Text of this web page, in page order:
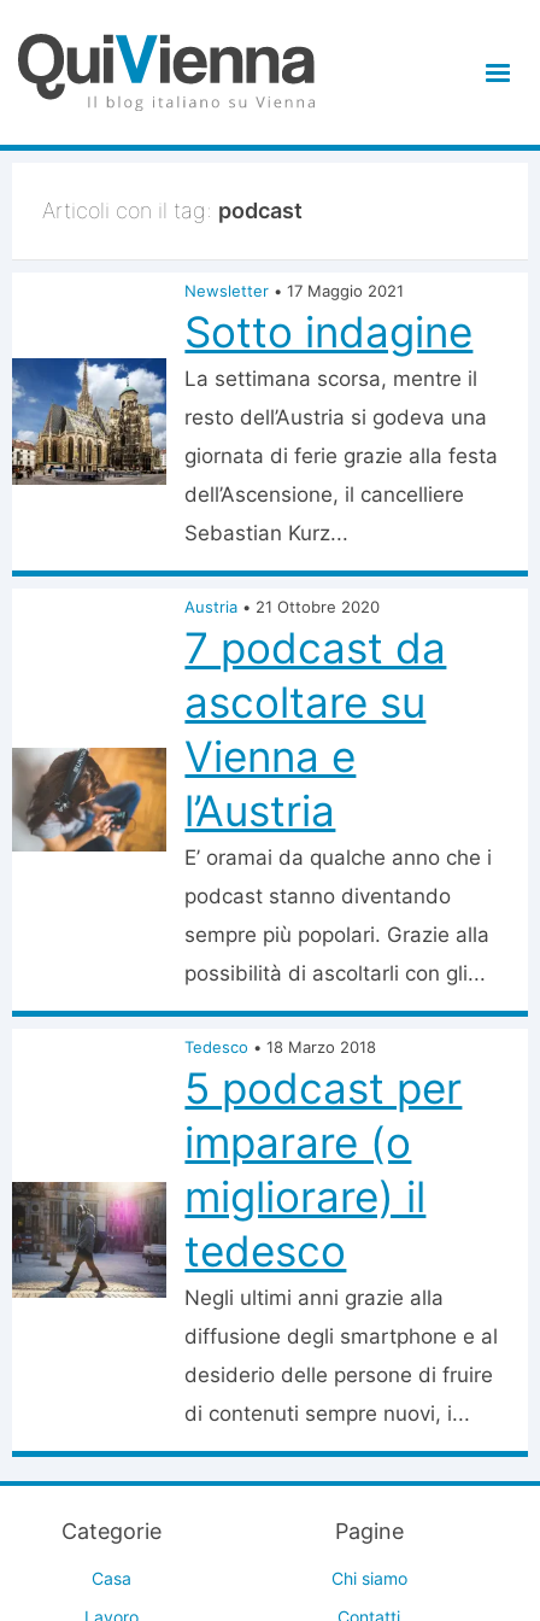
Articoli con il tag: podcast
Newsletter • 17 Maggio 2021
Sotto indagine
La settimana scorsa, mentre il
resto dell’Austria si godeva una
giornata di ferie grazie alla festa
dell’Ascensione, il cancelliere
Sebastian Kurz...
Austria • 21 Ottobre 2020
7 podcast da
ascoltare su
Vienna e
l’Austria
E’ oramai da qualche anno che i
podcast stanno diventando
sempre più popolari. Grazie alla
possibilità di ascoltarli con gli...
Tedesco • 18 Marzo 2018
5 podcast per
imparare (o
migliorare) il
tedesco
Negli ultimi anni grazie alla
diffusione degli smartphone e al
desiderio delle persone di fruire
di contenuti sempre nuovi, i...
Categorie
Casa
Lavoro
Pagine
Chi siamo
Contatti